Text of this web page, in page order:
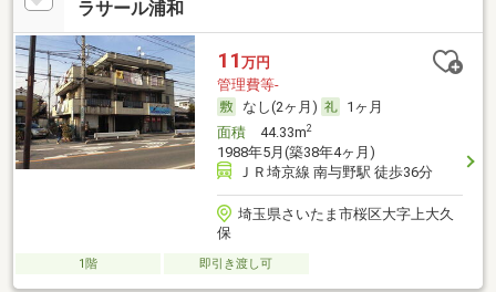
ラサール浦和
11 万円
管理費等-
なし(2ヶ月)
1ヶ月
面積44.33m2
1988年5月(築38年4ヶ月)
ＪＲ埼京線 南与野駅 徒歩36分
埼玉県さいたま市桜区大字上大久
保
1階 即引き渡し可